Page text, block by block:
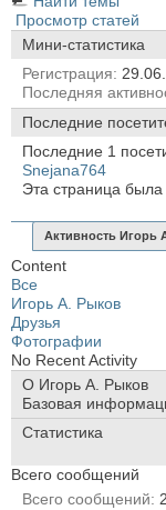
Просмотр статей
Мини-статистика
Регистрация
Последняя
Последние
Последние 1
Snejana764
Эта страница
Активность Игорь
Content
Все
Игорь А. Рыков
Друзья
Фотографии
No Recent Activity
О Игорь А. Рыков
Базовая
Статистика
Всего сообщений
Всего сообщений